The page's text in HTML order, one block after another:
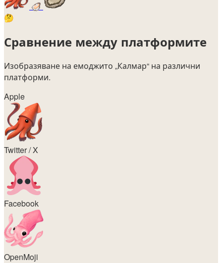
🦪
🤔
Сравнение между платформите
Изобразяване на емоджито „Калмар“ на различни
платформи.
Apple
Twitter / X
Facebook
OpenMoji